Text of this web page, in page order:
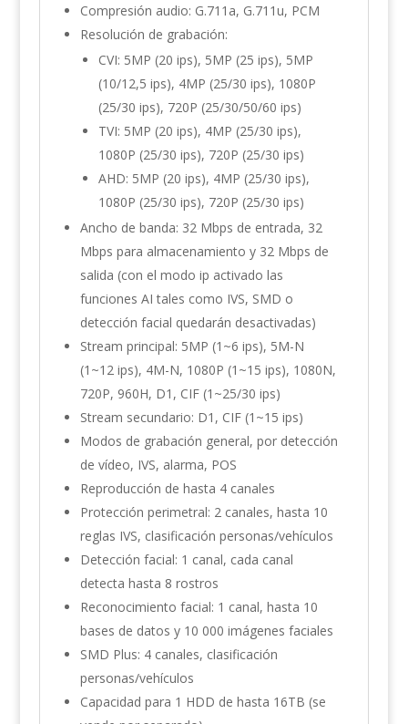
Compresión audio: G.711a, G.711u, PCM
Resolución de grabación:
CVI: 5MP (20 ips), 5MP (25 ips), 5MP
(10/12,5 ips), 4MP (25/30 ips), 1080P
(25/30 ips), 720P (25/30/50/60 ips)
TVI: 5MP (20 ips), 4MP (25/30 ips),
1080P (25/30 ips), 720P (25/30 ips)
AHD: 5MP (20 ips), 4MP (25/30 ips),
1080P (25/30 ips), 720P (25/30 ips)
Ancho de banda: 32 Mbps de entrada, 32
Mbps para almacenamiento y 32 Mbps de
salida (con el modo ip activado las
funciones AI tales como IVS, SMD o
detección facial quedarán desactivadas)
Stream principal: 5MP (1~6 ips), 5M-N
(1~12 ips), 4M-N, 1080P (1~15 ips), 1080N,
720P, 960H, D1, CIF (1~25/30 ips)
Stream secundario: D1, CIF (1~15 ips)
Modos de grabación general, por detección
de vídeo, IVS, alarma, POS
Reproducción de hasta 4 canales
Protección perimetral: 2 canales, hasta 10
reglas IVS, clasificación personas/vehículos
Detección facial: 1 canal, cada canal
detecta hasta 8 rostros
Reconocimiento facial: 1 canal, hasta 10
bases de datos y 10 000 imágenes faciales
SMD Plus: 4 canales, clasificación
personas/vehículos
Capacidad para 1 HDD de hasta 16TB (se